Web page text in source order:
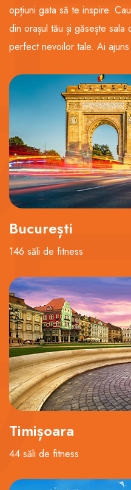
opțiuni gata să te inspire.
din orașul tău și găsește
perfect nevoilor tale. Ai
București
146 săli de fitness
Timișoara
44 săli de fitness